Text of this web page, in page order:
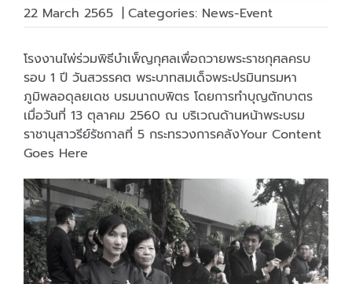
22 March 2565 | Categories: News-Event
โรงงานไพ่ร่วมพิธีบำเพ็ญกุศลเพื่อถวายพระราชกุศลครบ
รอบ 1 ปี วันสวรรคต พระบาทสมเด็จพระปรมินทรมหา
ภูมิพลอดุลยเดช บรมนาถบพิตร โดยการทำบุญตักบาตร
เมื่อวันที่ 13 ตุลาคม 2560 ณ บริเวณด้านหน้าพระบรม
ราชานุสาวรีย์รัชกาลที่ 5 กระทรวงการคลังYour Content
Goes Here